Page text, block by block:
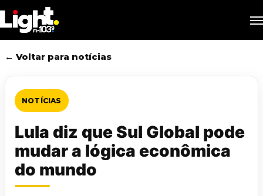
to
main
content
← Voltar para notícias
NOTÍCIAS
Lula diz que Sul Global pode
mudar a lógica econômica
do mundo